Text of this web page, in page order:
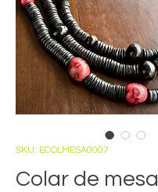
SKU: ECOLMESA0007
Colar de mesa